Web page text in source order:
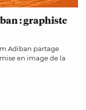
: graphiste
Adiban partage
en image de la